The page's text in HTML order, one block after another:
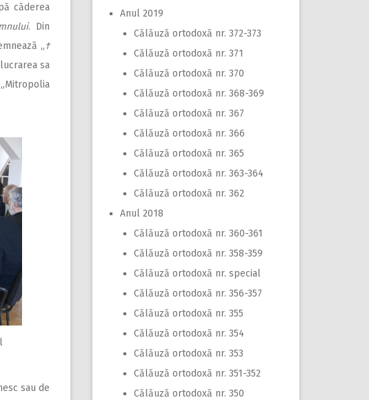
căderea
. Din
„†
sa
sau de
Anul 2019
Călăuză ortodoxă nr. 372-373
Călăuză ortodoxă nr. 371
Călăuză ortodoxă nr. 370
Călăuză ortodoxă nr. 368-369
Călăuză ortodoxă nr. 367
Călăuză ortodoxă nr. 366
Călăuză ortodoxă nr. 365
Călăuză ortodoxă nr. 363-364
Călăuză ortodoxă nr. 362
Anul 2018
Călăuză ortodoxă nr. 360-361
Călăuză ortodoxă nr. 358-359
Călăuză ortodoxă nr. special
Călăuză ortodoxă nr. 356-357
Călăuză ortodoxă nr. 355
Călăuză ortodoxă nr. 354
Călăuză ortodoxă nr. 353
Călăuză ortodoxă nr. 351-352
Călăuză ortodoxă nr. 350